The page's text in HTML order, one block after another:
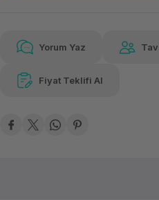
Yorum Yaz
Fiyat Teklifi Al